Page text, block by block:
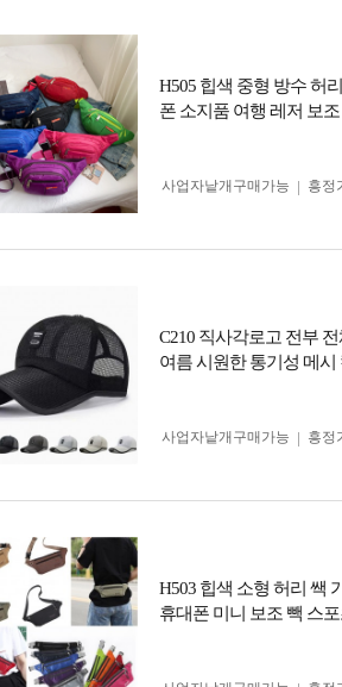
H505 힙색 중형 방수 허
폰 소지품 여행 레저 보
사업자 낱개구매가능 흥정
C210 직사각로고 전부
여름 시원한 통기성 메시
사업자 낱개구매가능
흥정
H503 힙색 소형 허리 쌕
휴대폰 미니 보조 빽 스